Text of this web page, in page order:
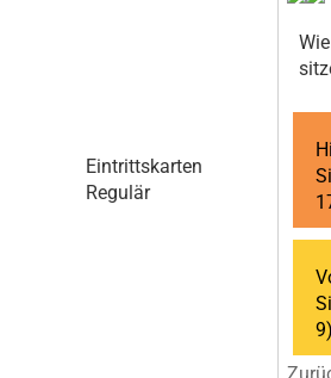
Eintrittskarten
Regulär
9)